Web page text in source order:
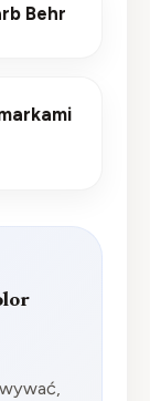
Behr